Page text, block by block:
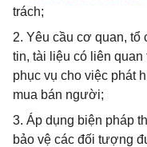
trách;
2. Yêu cầu cơ quan, tổ
tin, tài liệu có liên
phục vụ cho việc phát
mua bán người;
3. Áp dụng biện pháp
bảo vệ các đối tượng